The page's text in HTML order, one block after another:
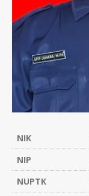
NIK
NIP
NUPTK